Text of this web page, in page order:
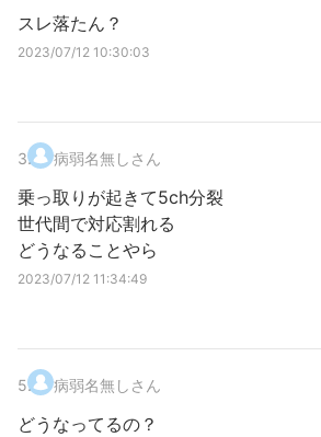
スレ落たん？
2023/07/12 10:30:03
3. 病弱名無しさん
乗っ取りが起きて5ch分裂
世代間で対応割れる
どうなることやら
2023/07/12 11:34:49
5. 病弱名無しさん
どうなってるの？